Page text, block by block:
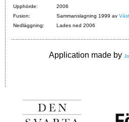
Upphörde:
2006
Fusion:
Sammanslagning 1999 av
Nedläggning:
Lades ned 2006
Application made by